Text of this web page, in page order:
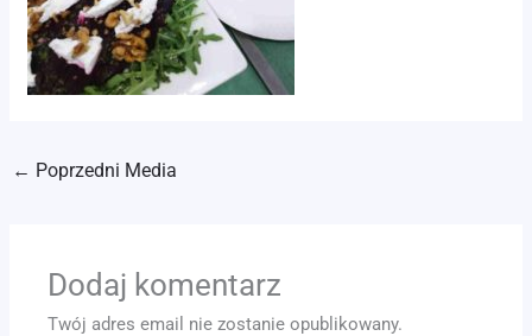
← Poprzedni Media
Dodaj komentarz
Twój adres email nie zostanie opublikowany.